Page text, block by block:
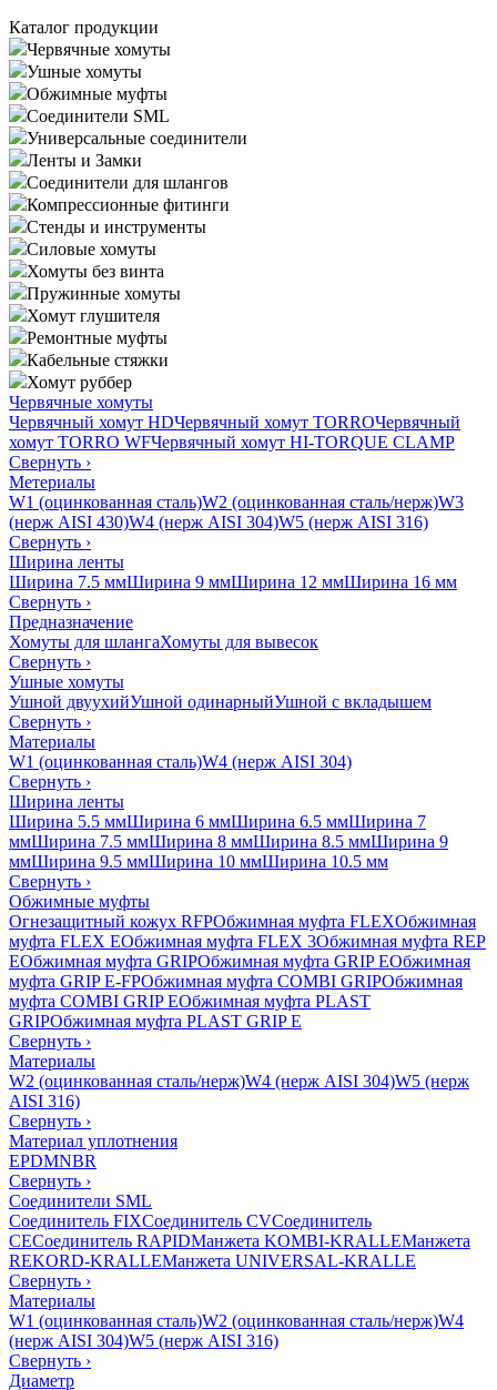
Каталог продукции
Червячные хомуты
Ушные хомуты
Обжимные муфты
Соединители SML
Универсальные соединители
Ленты и Замки
Соединители для шлангов
Компрессионные фитинги
Стенды и инструменты
Силовые хомуты
Хомуты без винта
Пружинные хомуты
Хомут глушителя
Ремонтные муфты
Кабельные стяжки
Хомут руббер
Червячные хомуты
Червячный хомут HDЧервячный хомут TORROЧервячный
хомут TORRO WFЧервячный хомут HI-TORQUE CLAMP
Свернуть ›
Метериалы
W1 (оцинкованная сталь)W2 (оцинкованная сталь/нерж)W3
(нерж AISI 430)W4 (нерж AISI 304)W5 (нерж AISI 316)
Свернуть ›
Ширина ленты
Ширина 7.5 ммШирина 9 ммШирина 12 ммШирина 16 мм
Свернуть ›
Предназначение
Хомуты для шлангаХомуты для вывесок
Свернуть ›
Ушные хомуты
Ушной двуухийУшной одинарныйУшной с вкладышем
Свернуть ›
Материалы
W1 (оцинкованная сталь)W4 (нерж AISI 304)
Свернуть ›
Ширина ленты
Ширина 5.5 ммШирина 6 ммШирина 6.5 ммШирина 7
ммШирина 7.5 ммШирина 8 ммШирина 8.5 ммШирина 9
ммШирина 9.5 ммШирина 10 ммШирина 10.5 мм
Свернуть ›
Обжимные муфты
Огнезащитный кожух RFPОбжимная муфта FLEXОбжимная
муфта FLEX EОбжимная муфта FLEX 3Обжимная муфта REP
EОбжимная муфта GRIPОбжимная муфта GRIP EОбжимная
муфта GRIP E-FPОбжимная муфта COMBI GRIPОбжимная
муфта COMBI GRIP EОбжимная муфта PLAST
GRIPОбжимная муфта PLAST GRIP E
Свернуть ›
Материалы
W2 (оцинкованная сталь/нерж)W4 (нерж AISI 304)W5 (нерж
AISI 316)
Свернуть ›
Материал уплотнения
EPDMNBR
Свернуть ›
Соединители SML
Соединитель FIXСоединитель CVСоединитель
CEСоединитель RAPIDМанжета KOMBI-KRALLEМанжета
REKORD-KRALLEМанжета UNIVERSAL-KRALLE
Свернуть ›
Материалы
W1 (оцинкованная сталь)W2 (оцинкованная сталь/нерж)W4
(нерж AISI 304)W5 (нерж AISI 316)
Свернуть ›
Диаметр